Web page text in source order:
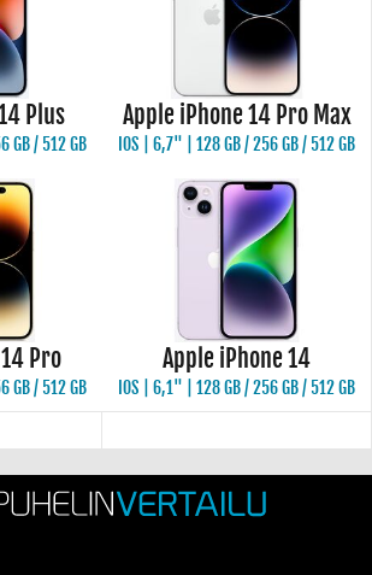
Plus
GB / 512 GB
Apple iPhone 14 Pro Max
IOS | 6,7" | 128 GB / 256 GB / 512 GB
Pro
GB / 512 GB
Apple iPhone 14
IOS | 6,1" | 128 GB / 256 GB / 512 GB